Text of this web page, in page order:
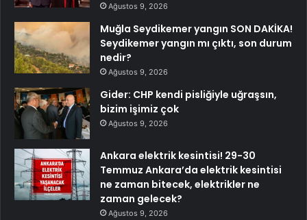
Ağustos 9, 2026
Muğla Seydikemer yangın SON DAKİKA!
Seydikemer yangın mı çıktı, son durum
nedir?
Ağustos 9, 2026
Gider: CHP kendi pisliğiyle uğraşsın,
bizim işimiz çok
Ağustos 9, 2026
Ankara elektrik kesintisi! 29-30
Temmuz Ankara’da elektrik kesintisi
ne zaman bitecek, elektrikler ne
zaman gelecek?
Ağustos 9, 2026